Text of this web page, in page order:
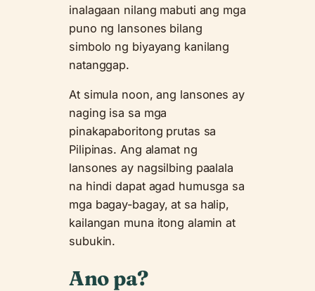
inalagaan nilang mabuti ang mga
puno ng lansones bilang
simbolo ng biyayang kanilang
natanggap.
At simula noon, ang lansones ay
naging isa sa mga
pinakapaboritong prutas sa
Pilipinas. Ang alamat ng
lansones ay nagsilbing paalala
na hindi dapat agad humusga sa
mga bagay-bagay, at sa halip,
kailangan muna itong alamin at
subukin.
Ano pa?